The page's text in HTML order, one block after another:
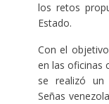
los retos
Estado.
Con el
en las oficinas
se realizó un
Señas